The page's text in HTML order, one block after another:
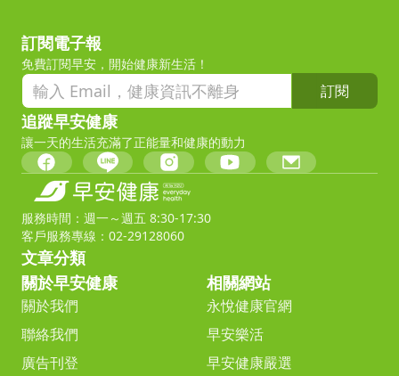
訂閱電子報
免費訂閱早安，開始健康新生活！
訂閱
追蹤早安健康
讓一天的生活充滿了正能量和健康的動力
服務時間：週一～週五 8:30-17:30
客戶服務專線：02-29128060
文章分類
關於早安健康
關於我們
聯絡我們
廣告刊登
相關網站
永悅健康官網
早安樂活
早安健康嚴選